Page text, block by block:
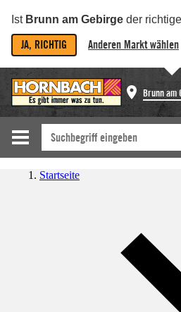
Ist Brunn am Gebirge der
JA, RICHTIG Anderen Markt wählen
Brunn am
Startseite